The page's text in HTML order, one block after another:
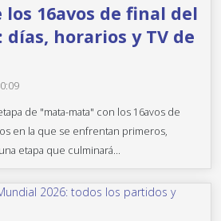
los 16avos de final del
días, horarios y TV de
de "mata-mata" con los 16avos de
en la que se enfrentan primeros,
etapa que culminará...